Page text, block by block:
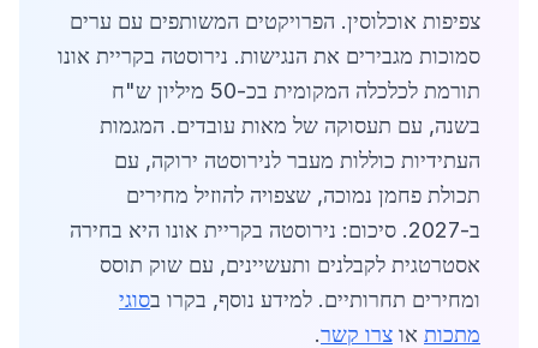
צפיפות אוכלוסין. הפרויקטים המשותפים עם ערים
סמוכות מגבירים את הנגישות. נירוסטה בקריית אונו
תורמת לכלכלה המקומית בכ-50 מיליון ש"ח
בשנה, עם תעסוקה של מאות עובדים. המגמות
העתידיות כוללות מעבר לנירוסטה ירוקה, עם
תכולת פחמן נמוכה, שצפויה להוזיל מחירים
ב-2027. סיכום: נירוסטה בקריית אונו היא בחירה
אסטרטגית לקבלנים ותעשיינים, עם שוק תוסס
ומחירים תחרותיים. למידע נוסף, בקרו בסוגי
מתכות או צרו קשר.